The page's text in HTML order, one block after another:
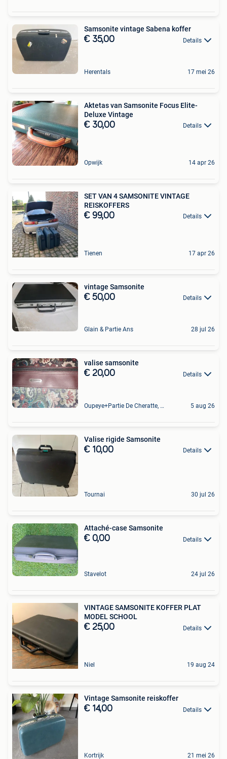
Samsonite vintage Sabena koffer
€ 35,00 Details
Herentals 17 mei 26
Aktetas van Samsonite Focus Elite-
Deluxe Vintage
€ 30,00 Details
Opwijk 14 apr 26
SET VAN 4 SAMSONITE VINTAGE
REISKOFFERS
€ 99,00 Details
Tienen 17 apr 26
vintage Samsonite
€ 50,00 Details
Glain & Partie Ans 28 jul 26
valise samsonite
€ 20,00 Details
Oupeye+Partie De Cheratte, Herstal Et Wandre 5 aug 26
Valise rigide Samsonite
€ 10,00 Details
Tournai 30 jul 26
Attaché-case Samsonite
€ 0,00 Details
Stavelot 24 jul 26
VINTAGE SAMSONITE KOFFER PLAT
MODEL SCHOOL
€ 25,00 Details
Niel 19 aug 24
Vintage Samsonite reiskoffer
€ 14,00 Details
Kortrijk 21 mei 26